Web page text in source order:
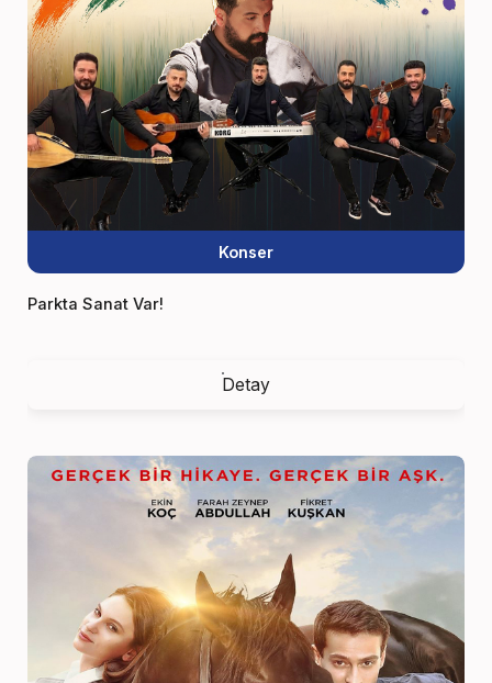
Konser
Parkta Sanat Var!
Detay